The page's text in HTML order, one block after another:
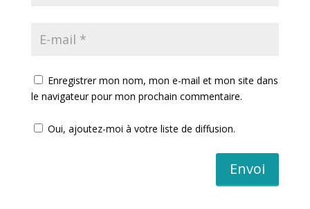
Enregistrer mon nom, mon e-mail et mon site dans
le navigateur pour mon prochain commentaire.
Oui, ajoutez-moi à votre liste de diffusion.
Envoi